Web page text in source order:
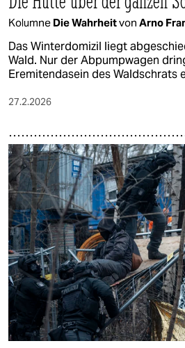
Kolumne Die Wahrheitvon Arno
Das Winterdomizil liegt
Wald. Nur der Abpumpwagen
Eremitendasein des Waldschrats
27.2.2026